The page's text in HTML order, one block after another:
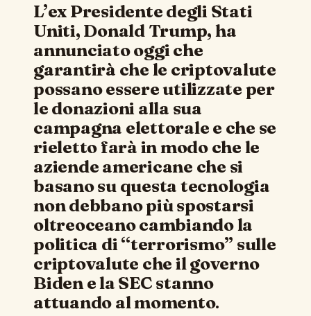
L’ex Presidente degli Stati
Uniti, Donald Trump, ha
annunciato oggi che
garantirà che le criptovalute
possano essere utilizzate per
le donazioni alla sua
campagna elettorale e che se
rieletto farà in modo che le
aziende americane che si
basano su questa tecnologia
non debbano più spostarsi
oltreoceano cambiando la
politica di “terrorismo” sulle
criptovalute che il governo
Biden e la SEC stanno
attuando al momento.